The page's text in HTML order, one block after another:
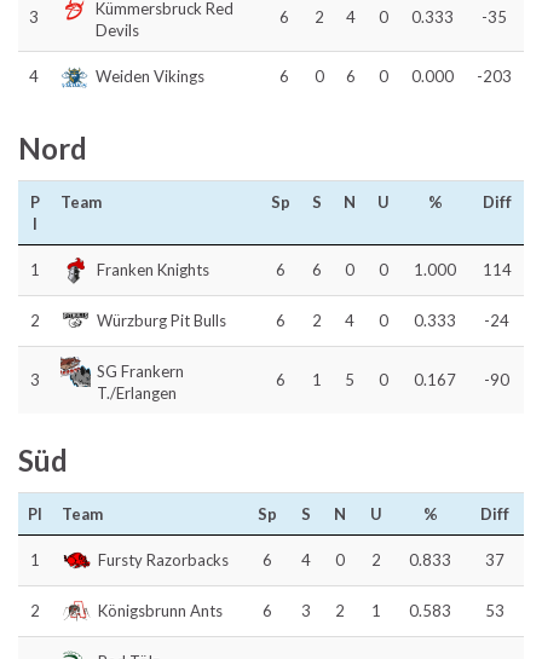
3
Kümmersbruck Red
Devils
6 2 4 0 0.333 -35
4 Weiden Vikings 6 0 6 0 0.000 -203
Nord
P
l
Team Sp S N U % Diff
1 Franken Knights 6 6 0 0 1.000 114
2 Würzburg Pit Bulls 6 2 4 0 0.333 -24
3
SG Frankern
T./Erlangen
6 1 5 0 0.167 -90
Süd
Pl Team Sp S N U % Diff
1 Fursty Razorbacks 6 4 0 2 0.833 37
2 Königsbrunn Ants 6 3 2 1 0.583 53